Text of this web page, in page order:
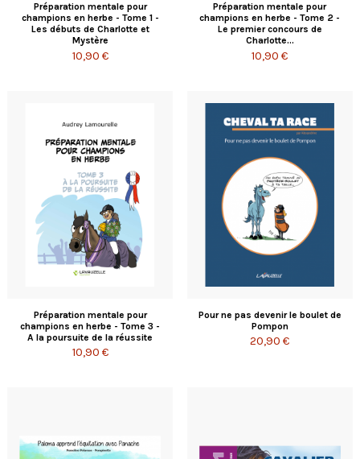
Préparation mentale pour
champions en herbe - Tome 1 -
Les débuts de Charlotte et
Mystère
10,90 €
Préparation mentale pour
champions en herbe - Tome 2 -
Le premier concours de
Charlotte...
10,90 €
Préparation mentale pour
champions en herbe - Tome 3 -
A la poursuite de la réussite
10,90 €
Pour ne pas devenir le boulet de
Pompon
20,90 €